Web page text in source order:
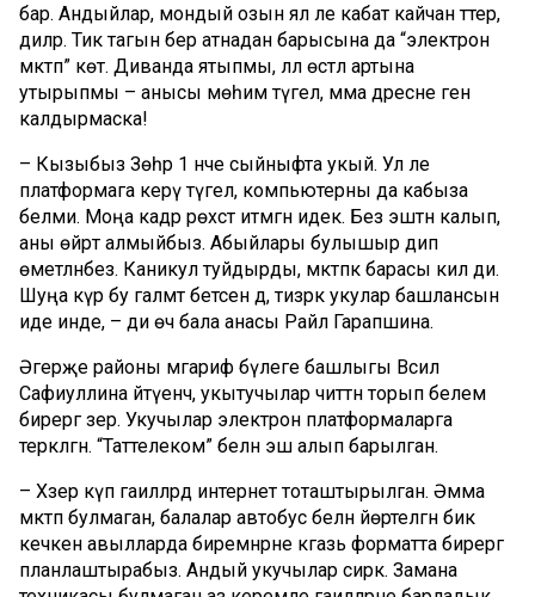
бар. Андыйлар, мондый озын ял әле кабат кайчан тәтер,
диләр. Тик тагын бер атнадан барысына да “электрон
мәктәп” көтә. Диванда ятыпмы, әллә өстәл артына
утырыпмы – анысы мөһим түгел, әмма дәресне генә
калдырмаска!
– Кызыбыз Зөһрә 1 нче сыйныфта укый. Ул әле
платформага керү түгел, компьютерны да кабыза
белми. Моңа кадәр рөхсәт итмәгән идек. Без эштән калып,
аны өйрәтә алмыйбыз. Абыйлары булышыр дип
өметләнәбез. Каникул туйдырды, мәктәпкә барасы килә ди.
Шуңа күрә бу галәмәт бетсен дә, тизрәк укулар башлансын
иде инде, – ди өч бала анасы Райлә Гарапшина.
Әгерҗе районы мәгариф бүлеге башлыгы Вәсилә
Сафиуллина әйтүенчә, укытучылар читтән торып белем
бирергә әзер. Укучылар электрон платформаларга
теркәлгән. “Таттелеком” белән эш алып барылган.
– Хәзер күп гаиләләрдә интернет тоташтырылган. Әмма
мәктәп булмаган, балалар автобус белән йөртелгән бик
кечкенә авылларда биремнәрне кәгазь форматта бирергә
планлаштырабыз. Андый укучылар сирәк. Замана